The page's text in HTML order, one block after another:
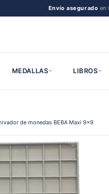
Envío asegurado en
MEDALLAS LIBROS
de monedas BEBA Maxi 9x9